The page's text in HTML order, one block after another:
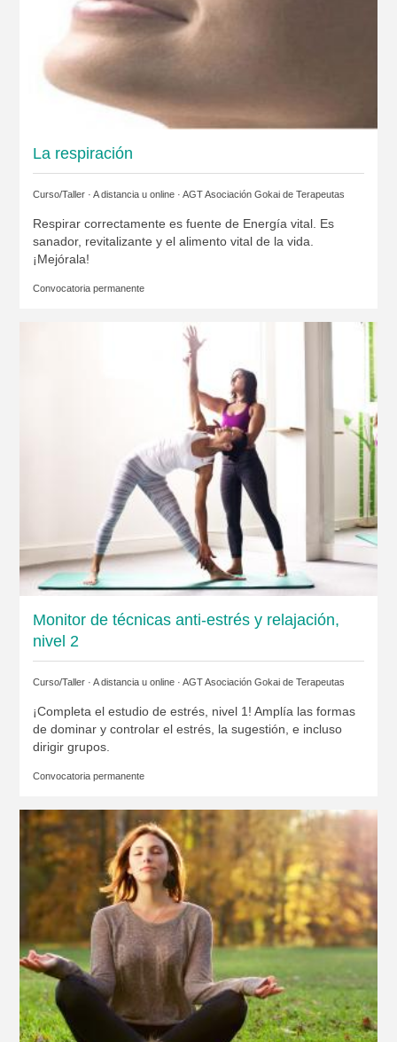
La respiración
Curso/Taller · A distancia u online · AGT Asociación Gokai de Terapeutas
Respirar correctamente es fuente de Energía vital. Es
sanador, revitalizante y el alimento vital de la vida.
¡Mejórala!
Convocatoria permanente
Monitor de técnicas anti-estrés y relajación,
nivel 2
Curso/Taller · A distancia u online · AGT Asociación Gokai de Terapeutas
¡Completa el estudio de estrés, nivel 1! Amplía las formas
de dominar y controlar el estrés, la sugestión, e incluso
dirigir grupos.
Convocatoria permanente